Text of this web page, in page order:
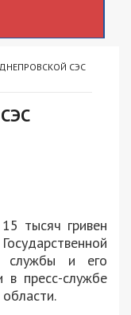
СЭС
тысяч гривен
службы и его
пресс-службе